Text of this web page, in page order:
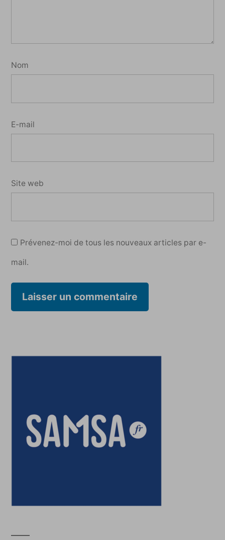
Nom
E-mail
Site web
Prévenez-moi de tous les nouveaux articles par e-
mail.